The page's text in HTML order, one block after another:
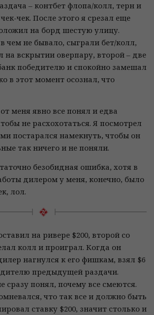
– контбет флопа/колл, терн и
чек. После этого я срезал еще
на борд шестую улицу.
чем не бывало, сыграли бет/колл,
на вскрытии оверпару, второй – две
победителю и спокойно замешал
в этот момент осознал, что
меня явно все понял и едва
не расхохотаться. Я посмотрел
постарался намекнуть, чтобы он
так ничего и не поняли.
безобидная ошибка, хотя в
дилером у меня, конечно, было
лол.
на ривере $200, второй со
колл и проиграл. Когда он
нагнулся к его фишкам, взял $6
предыдущей раздачи.
сразу понял, почему все смеются.
что так все и должно быть
ставку $200, значит столько и